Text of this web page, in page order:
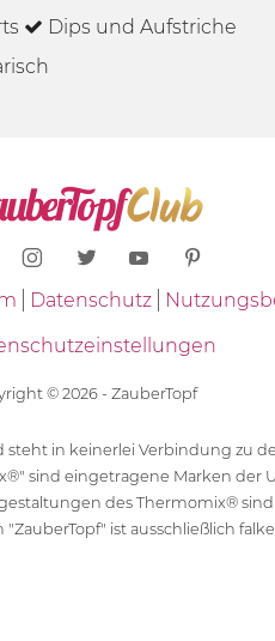
Dips und Aufstriche
Datenschutz
© 2026 - ZauberTopf
steht in keinerlei Verbindung zu
sind eingetragene Marken der
des Thermomix®
ist ausschließlich